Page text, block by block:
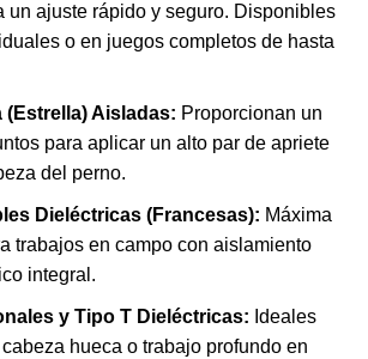
un ajuste rápido y seguro. Disponibles
o en juegos completos de hasta
(Estrella) Aisladas: Proporcionan un
para aplicar un alto par de apriete
del perno.
Dieléctricas (Francesas): Máxima
trabajos en campo con aislamiento
integral.
y Tipo T Dieléctricas: Ideales
hueca o trabajo profundo en